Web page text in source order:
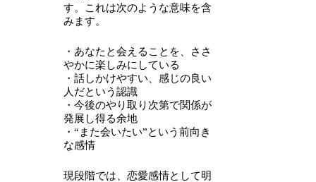
す。これは次のような意味を含
みます。
・あなたと会えることを、ささ
やかに楽しみにしている
・話しかけやすい、感じの良い
人だという認識
・今後のやり取り次第で関係が
発展し得る余地
・“また会いたい”という前向き
な感情
現段階では、恋愛感情として明